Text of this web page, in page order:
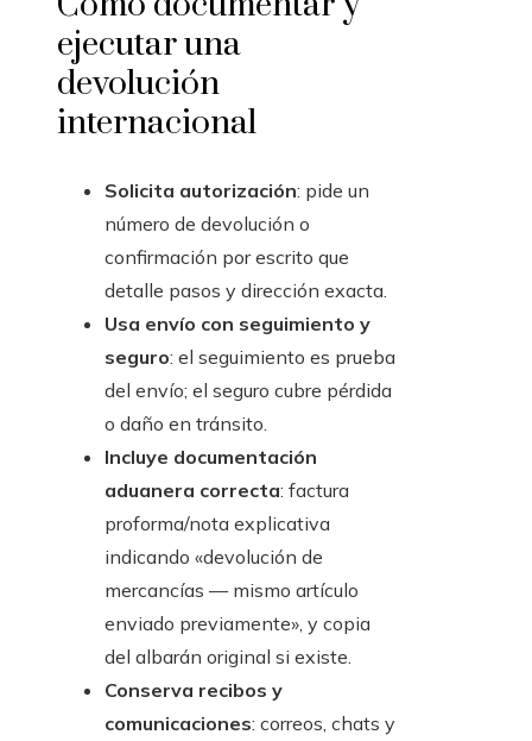
ejecutar una
devolución
internacional
Solicita autorización: pide un
número de devolución o
confirmación por escrito que
detalle pasos y dirección exacta.
Usa envío con seguimiento y
seguro: el seguimiento es prueba
del envío; el seguro cubre pérdida
o daño en tránsito.
Incluye documentación
aduanera correcta: factura
proforma/nota explicativa
indicando «devolución de
mercancías — mismo artículo
enviado previamente», y copia
del albarán original si existe.
Conserva recibos y
comunicaciones: correos, chats y